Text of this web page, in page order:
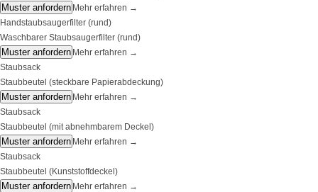
Muster anfordern Mehr erfahren →
Handstaubsaugerfilter (rund)
Waschbarer Staubsaugerfilter (rund)
Muster anfordern Mehr erfahren →
Staubsack
Staubbeutel (steckbare Papierabdeckung)
Muster anfordern Mehr erfahren →
Staubsack
Staubbeutel (mit abnehmbarem Deckel)
Muster anfordern Mehr erfahren →
Staubsack
Staubbeutel (Kunststoffdeckel)
Muster anfordern Mehr erfahren →